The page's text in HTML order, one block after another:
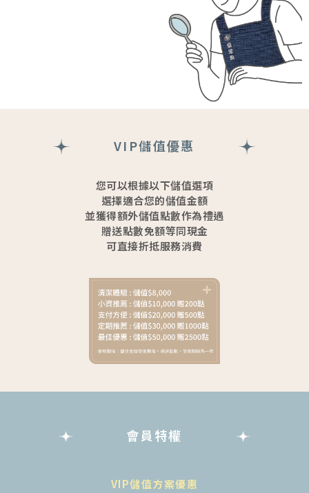
VIP儲值優惠
您可以根據以下儲值選項
選擇適合您的儲值金額
並獲得額外儲值點數作為禮遇
贈送點數免額等同現金
可直接折抵服務消費
會員特權
VIP儲值方案優惠